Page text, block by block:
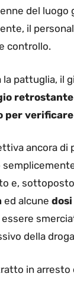
del luogo
il
controllo.
la pattuglia, il
verificare
ancora
e,
ed alcune
della
in